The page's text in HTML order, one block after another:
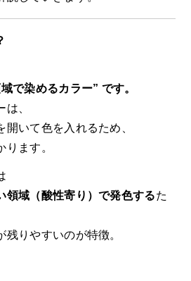
で染めるカラー” です。
、
いて色を入れるため、
ります。
領域（酸性寄り）で発色するた
りやすいのが特徴。